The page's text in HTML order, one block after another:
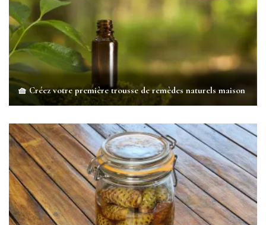
🧺 Créez votre première trousse de remèdes naturels maison